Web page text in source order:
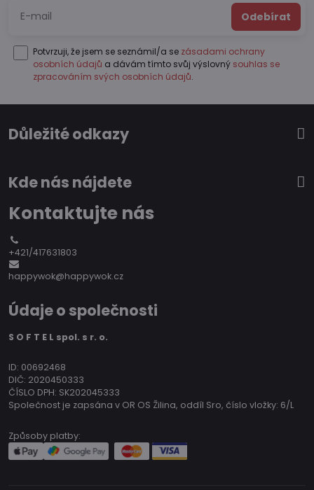
Odebírat
Potvrzuji, že jsem se seznámil/a se zásadami ochrany
osobních údajů a dávám tímto svůj výslovný souhlas se
zpracováním svých osobních údajů.
Důležité odkazy
Kde nás nájdete
Kontaktujte nás
+421/417631803
happywok@happywok.cz
Údaje o společnosti
S O F T E L spol. s r. o.
ID: 00692468
DIČ: 2020450333
ČÍSLO DPH: SK202045333
Společnost je zapsána v OR OS Žilina, oddíl Sro, číslo vložky: 6/L
Způsoby platby: